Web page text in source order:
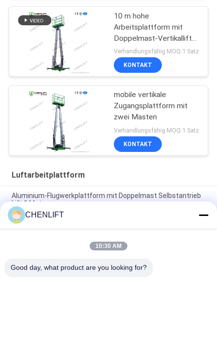
10 m hohe
Arbeitsplattform mit
Doppelmast-Vertikallift
mit
Verlängerungsplattform
Verhandlungsfähig MOQ:1 Satz
KONTAKT
mobile vertikale
Zugangsplattform mit
zwei Masten
Verhandlungsfähig MOQ:1 Satz
KONTAKT
Luftarbeitplattform
Aluminium-Flugwerkplattform mit Doppelmast Selbstantrieb
Lift 9 Meter
10 Meter Höhe Arbeitsbühne mit Doppelmast hydraulischer
Vertikallift
Luftarbeitsplattform aus Aluminium mit Aufzugshöhe 14 m
CHENLIFT
10:30 AM
Good day, what product are you looking for?